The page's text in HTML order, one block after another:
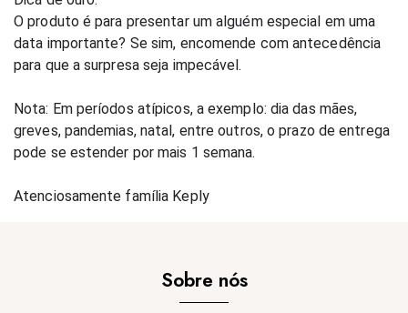
O produto é para presentar um alguém especial em uma
data importante? Se sim, encomende com antecedência
para que a surpresa seja impecável.
Nota: Em períodos atípicos, a exemplo: dia das mães,
greves, pandemias, natal, entre outros, o prazo de entrega
pode se estender por mais 1 semana.
Atenciosamente família Keply
Sobre nós